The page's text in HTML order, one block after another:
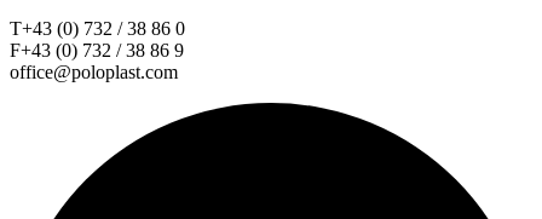
T+43 (0) 732 / 38 86 0
F+43 (0) 732 / 38 86 9
office@poloplast.com